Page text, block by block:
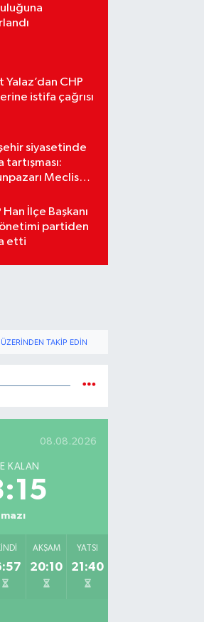
Yalaz’dan CHP
istifa çağrısı
siyasetinde
tartışması:
Meclis
karşı karşıya
Han İlçe Başkanı
partiden
etti
TAKIP EDIN
08.08.2026
KALAN
AKŞAM
20:10
YATSI
21:40